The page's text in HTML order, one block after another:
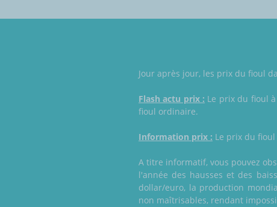
Jour après jour, les prix du fioul
Flash actu prix : Le prix du fioul
fioul ordinaire.
Information prix : Le prix du
A titre informatif, vous pouvez
l'année des hausses et des
dollar/euro, la production
non maîtrisables, rendant